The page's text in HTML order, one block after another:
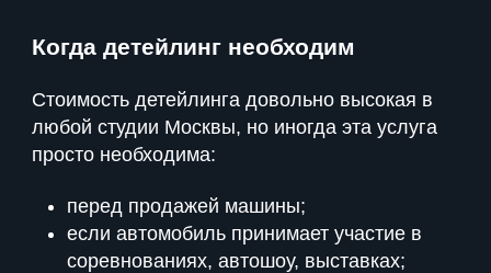
Когда детейлинг необходим
Стоимость детейлинга довольно высокая в
любой студии Москвы, но иногда эта услуга
просто необходима:
перед продажей машины;
если автомобиль принимает участие в
соревнованиях, автошоу, выставках;